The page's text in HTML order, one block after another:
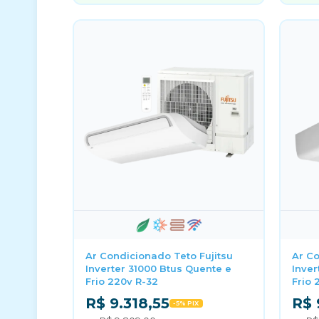
Ar Condicionado Teto Fujitsu
Inverter 31000 Btus Quente e
Frio 220v R-32
R$ 9.318,55 -5% PIX
Ar
Frio
R$